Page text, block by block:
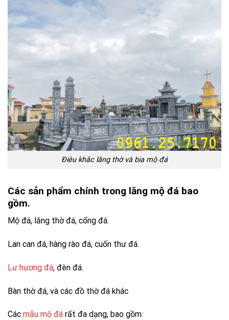
Điêu khắc lăng thờ và bia mộ đá
Các sản phẩm chính trong lăng mộ đá bao
gồm.
Mộ đá, lăng thờ đá, cổng đá.
Lan can đá, hàng rào đá, cuốn thư đá.
Lư hương đá, đèn đá.
Bàn thờ đá, và các đồ thờ đá khác
Các mẫu mộ đá rất đa dạng, bao gồm: